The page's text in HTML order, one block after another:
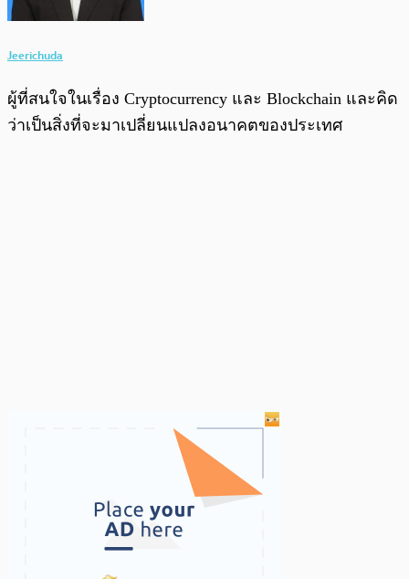
Jeerichuda
ผู้ที่สนใจในเรื่อง Cryptocurrency และ Blockchain และคิด
ว่าเป็นสิ่งที่จะมาเปลี่ยนแปลงอนาคตของประเทศ